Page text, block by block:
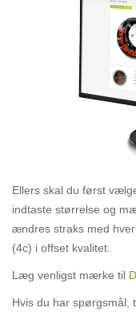
Ellers skal du først
indtaste størrelse og
ændres straks med
(4c) i offset kvalitet.
Læg venligst mærke til
Hvis du har spørgsmål,